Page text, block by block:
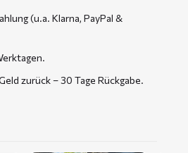
(u.a. Klarna, PayPal &
zurück – 30 Tage Rückgabe.